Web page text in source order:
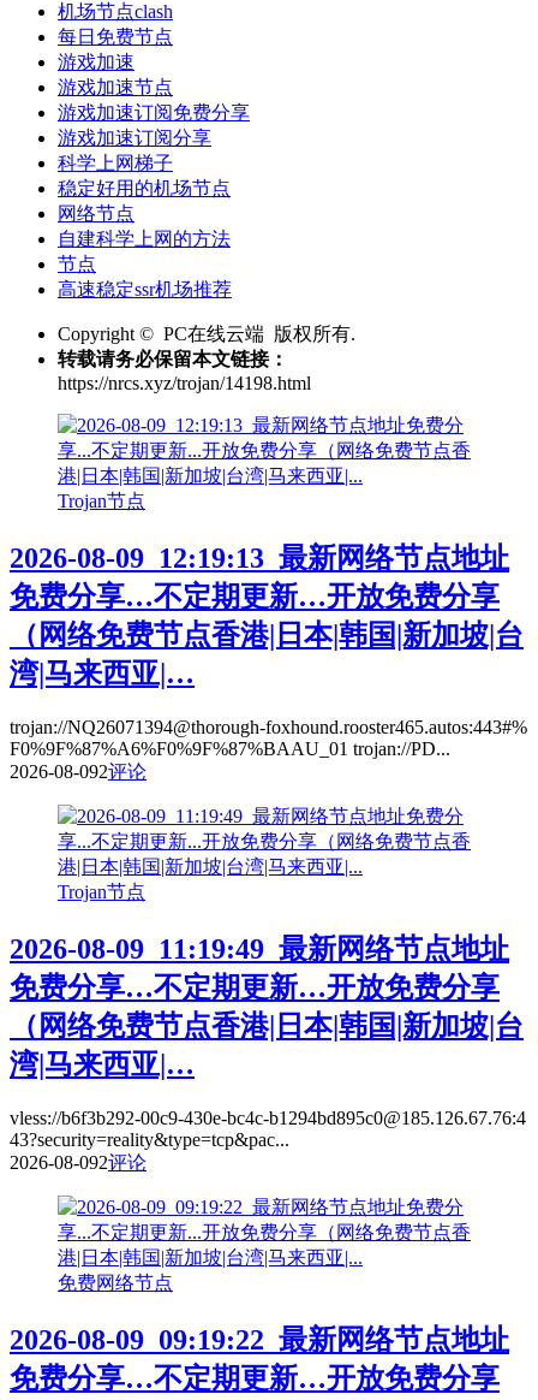
机场节点clash
每日免费节点
游戏加速
游戏加速节点
游戏加速订阅免费分享
游戏加速订阅分享
科学上网梯子
稳定好用的机场节点
网络节点
自建科学上网的方法
节点
高速稳定ssr机场推荐
Copyright © PC在线云端 版权所有.
转载请务必保留本文链接：
https://nrcs.xyz/trojan/14198.html
Trojan节点
2026-08-09_12:19:13_最新网络节点地址
免费分享…不定期更新…开放免费分享
（网络免费节点香港|日本|韩国|新加坡|台
湾|马来西亚|…
trojan://NQ26071394@thorough-foxhound.rooster465.autos:443#%
F0%9F%87%A6%F0%9F%87%BAAU_01 trojan://PD...
2026-08-092评论
Trojan节点
2026-08-09_11:19:49_最新网络节点地址
免费分享…不定期更新…开放免费分享
（网络免费节点香港|日本|韩国|新加坡|台
湾|马来西亚|…
vless://b6f3b292-00c9-430e-bc4c-b1294bd895c0@185.126.67.76:4
43?security=reality&type=tcp&pac...
2026-08-092评论
免费网络节点
2026-08-09_09:19:22_最新网络节点地址
免费分享…不定期更新…开放免费分享